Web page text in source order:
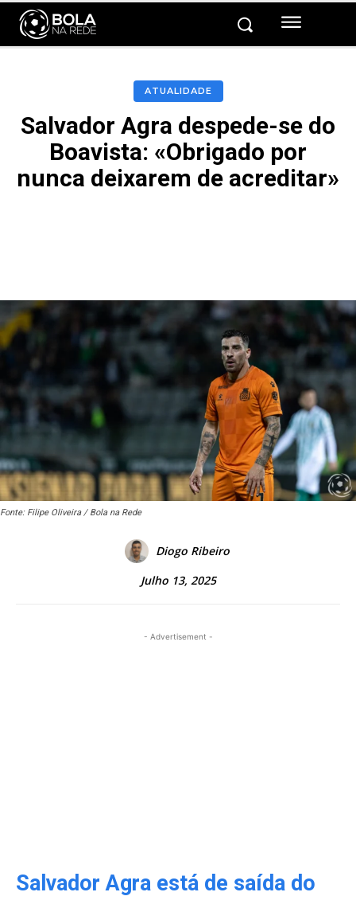
ATUALIDADE
Salvador Agra despede-se do
Boavista: «Obrigado por
nunca deixarem de acreditar»
Fonte: Filipe Oliveira / Bola na Rede
Diogo Ribeiro
Julho 13, 2025
- Advertisement -
Salvador Agra está de saída do